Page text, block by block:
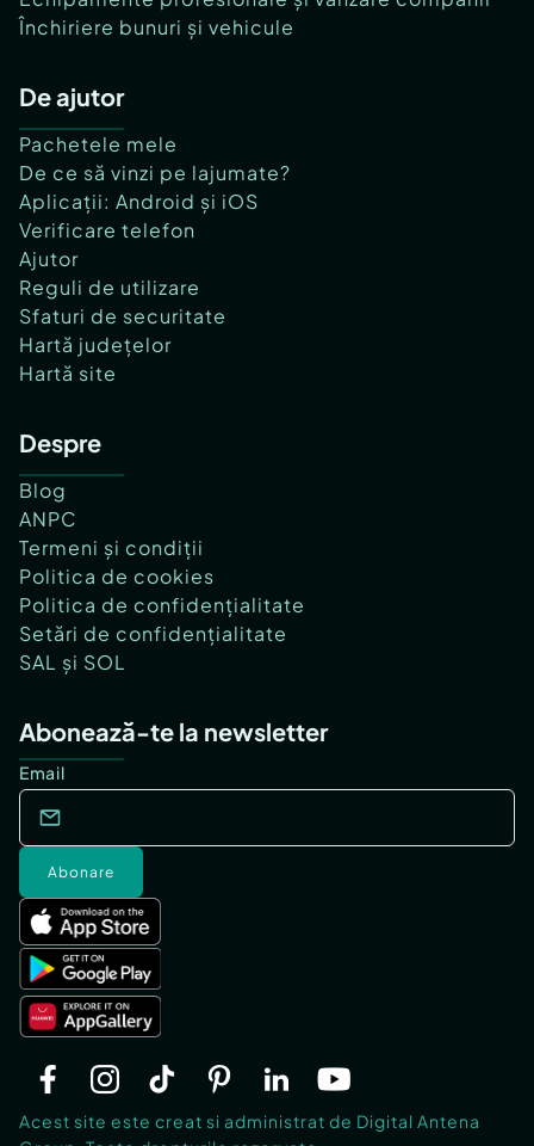
Închiriere bunuri și vehicule
De ajutor
Pachetele mele
De ce să vinzi pe lajumate?
Aplicații: Android și iOS
Verificare telefon
Ajutor
Reguli de utilizare
Sfaturi de securitate
Hartă județelor
Hartă site
Despre
Blog
ANPC
Termeni și condiții
Politica de cookies
Politica de confidențialitate
Setări de confidențialitate
SAL și SOL
Abonează-te la newsletter
Email
Abonare
Acest site este creat si administrat de Digital Antena